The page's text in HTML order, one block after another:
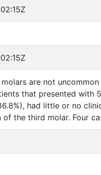
are not
that presented with
had little or no
the third molar. Four